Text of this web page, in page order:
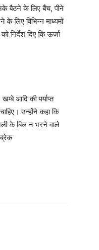
बैठने के लिए बैंच, पीने
लिए विभिन्न माध्यमों
निर्देश दिए कि ऊर्जा
आदि की पर्याप्त
उन्होंने कहा कि
के बिल न भरने वाले
ब्रेक